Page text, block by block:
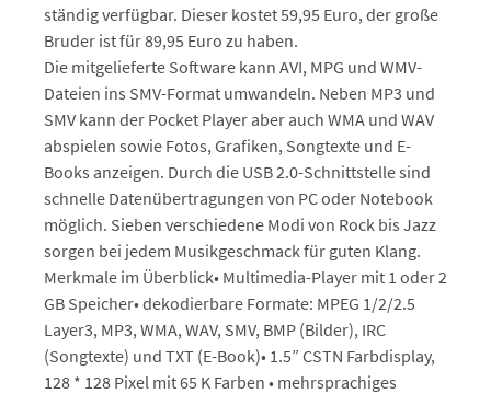
ständig verfügbar. Dieser kostet 59,95 Euro, der große
Bruder ist für 89,95 Euro zu haben.
Die mitgelieferte Software kann AVI, MPG und WMV-
Dateien ins SMV-Format umwandeln. Neben MP3 und
SMV kann der Pocket Player aber auch WMA und WAV
abspielen sowie Fotos, Grafiken, Songtexte und E-
Books anzeigen. Durch die USB 2.0-Schnittstelle sind
schnelle Datenübertragungen von PC oder Notebook
möglich. Sieben verschiedene Modi von Rock bis Jazz
sorgen bei jedem Musikgeschmack für guten Klang.
Merkmale im Überblick• Multimedia-Player mit 1 oder 2
GB Speicher• dekodierbare Formate: MPEG 1/2/2.5
Layer3, MP3, WMA, WAV, SMV, BMP (Bilder), IRC
(Songtexte) und TXT (E-Book)• 1.5” CSTN Farbdisplay,
128 * 128 Pixel mit 65 K Farben • mehrsprachiges